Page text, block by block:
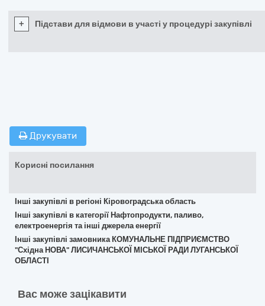
+ Підстави для відмови в участі у процедурі закупівлі
Друкувати
Корисні посилання
Інші закупівлі в регіоні Кіровоградська область
Інші закупівлі в категорії Нафтопродукти, паливо,
електроенергія та інші джерела енергії
Інші закупівлі замовника КОМУНАЛЬНЕ ПІДПРИЄМСТВО
"Східна НОВА" ЛИСИЧАНСЬКОЇ МІСЬКОЇ РАДИ ЛУГАНСЬКОЇ
ОБЛАСТІ
Вас може зацікавити